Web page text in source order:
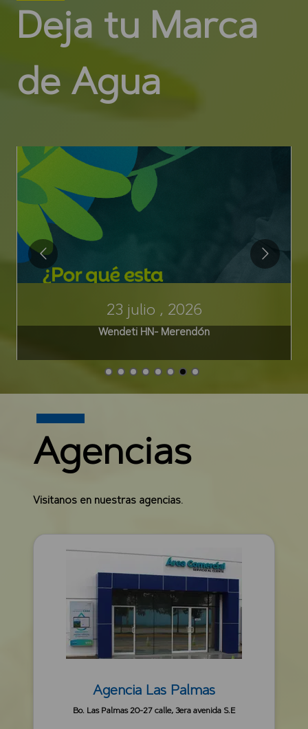
Deja tu Marca
de Agua
23 julio , 2026
Wendeti HN- Merendón
Agencias
Visitanos en nuestras agencias.
Agencia Las Palmas
Bo. Las Palmas 20-27 calle, 3era avenida S.E